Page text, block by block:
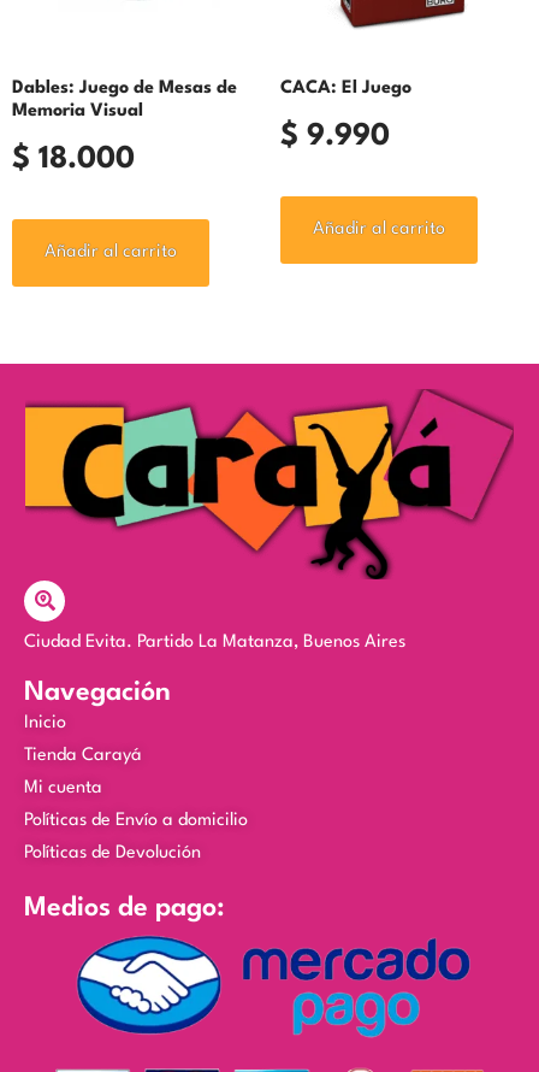
Dables: Juego de Mesas de
Memoria Visual
$ 18.000
Añadir al carrito
CACA: El Juego
$ 9.990
Añadir al carrito
Ciudad Evita. Partido La Matanza, Buenos Aires
Navegación
Inicio
Tienda Carayá
Mi cuenta
Políticas de Envío a domicilio
Políticas de Devolución
Medios de pago: